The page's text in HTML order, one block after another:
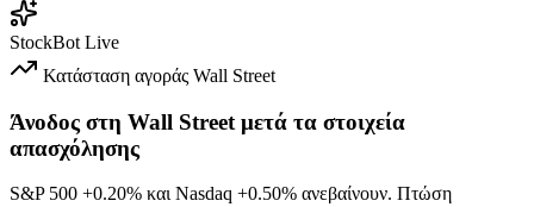
StockBot Live
Κατάσταση αγοράς Wall Street
Άνοδος στη Wall Street μετά τα στοιχεία
απασχόλησης
S&P 500 +0.20% και Nasdaq +0.50% ανεβαίνουν. Πτώση